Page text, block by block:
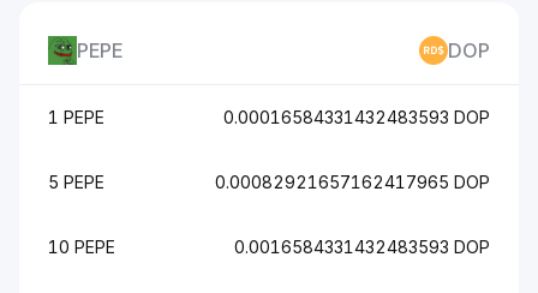
PEPE DOP
1 PEPE 0.00016584331432483593 DOP
5 PEPE 0.00082921657162417965 DOP
10 PEPE 0.0016584331432483593 DOP